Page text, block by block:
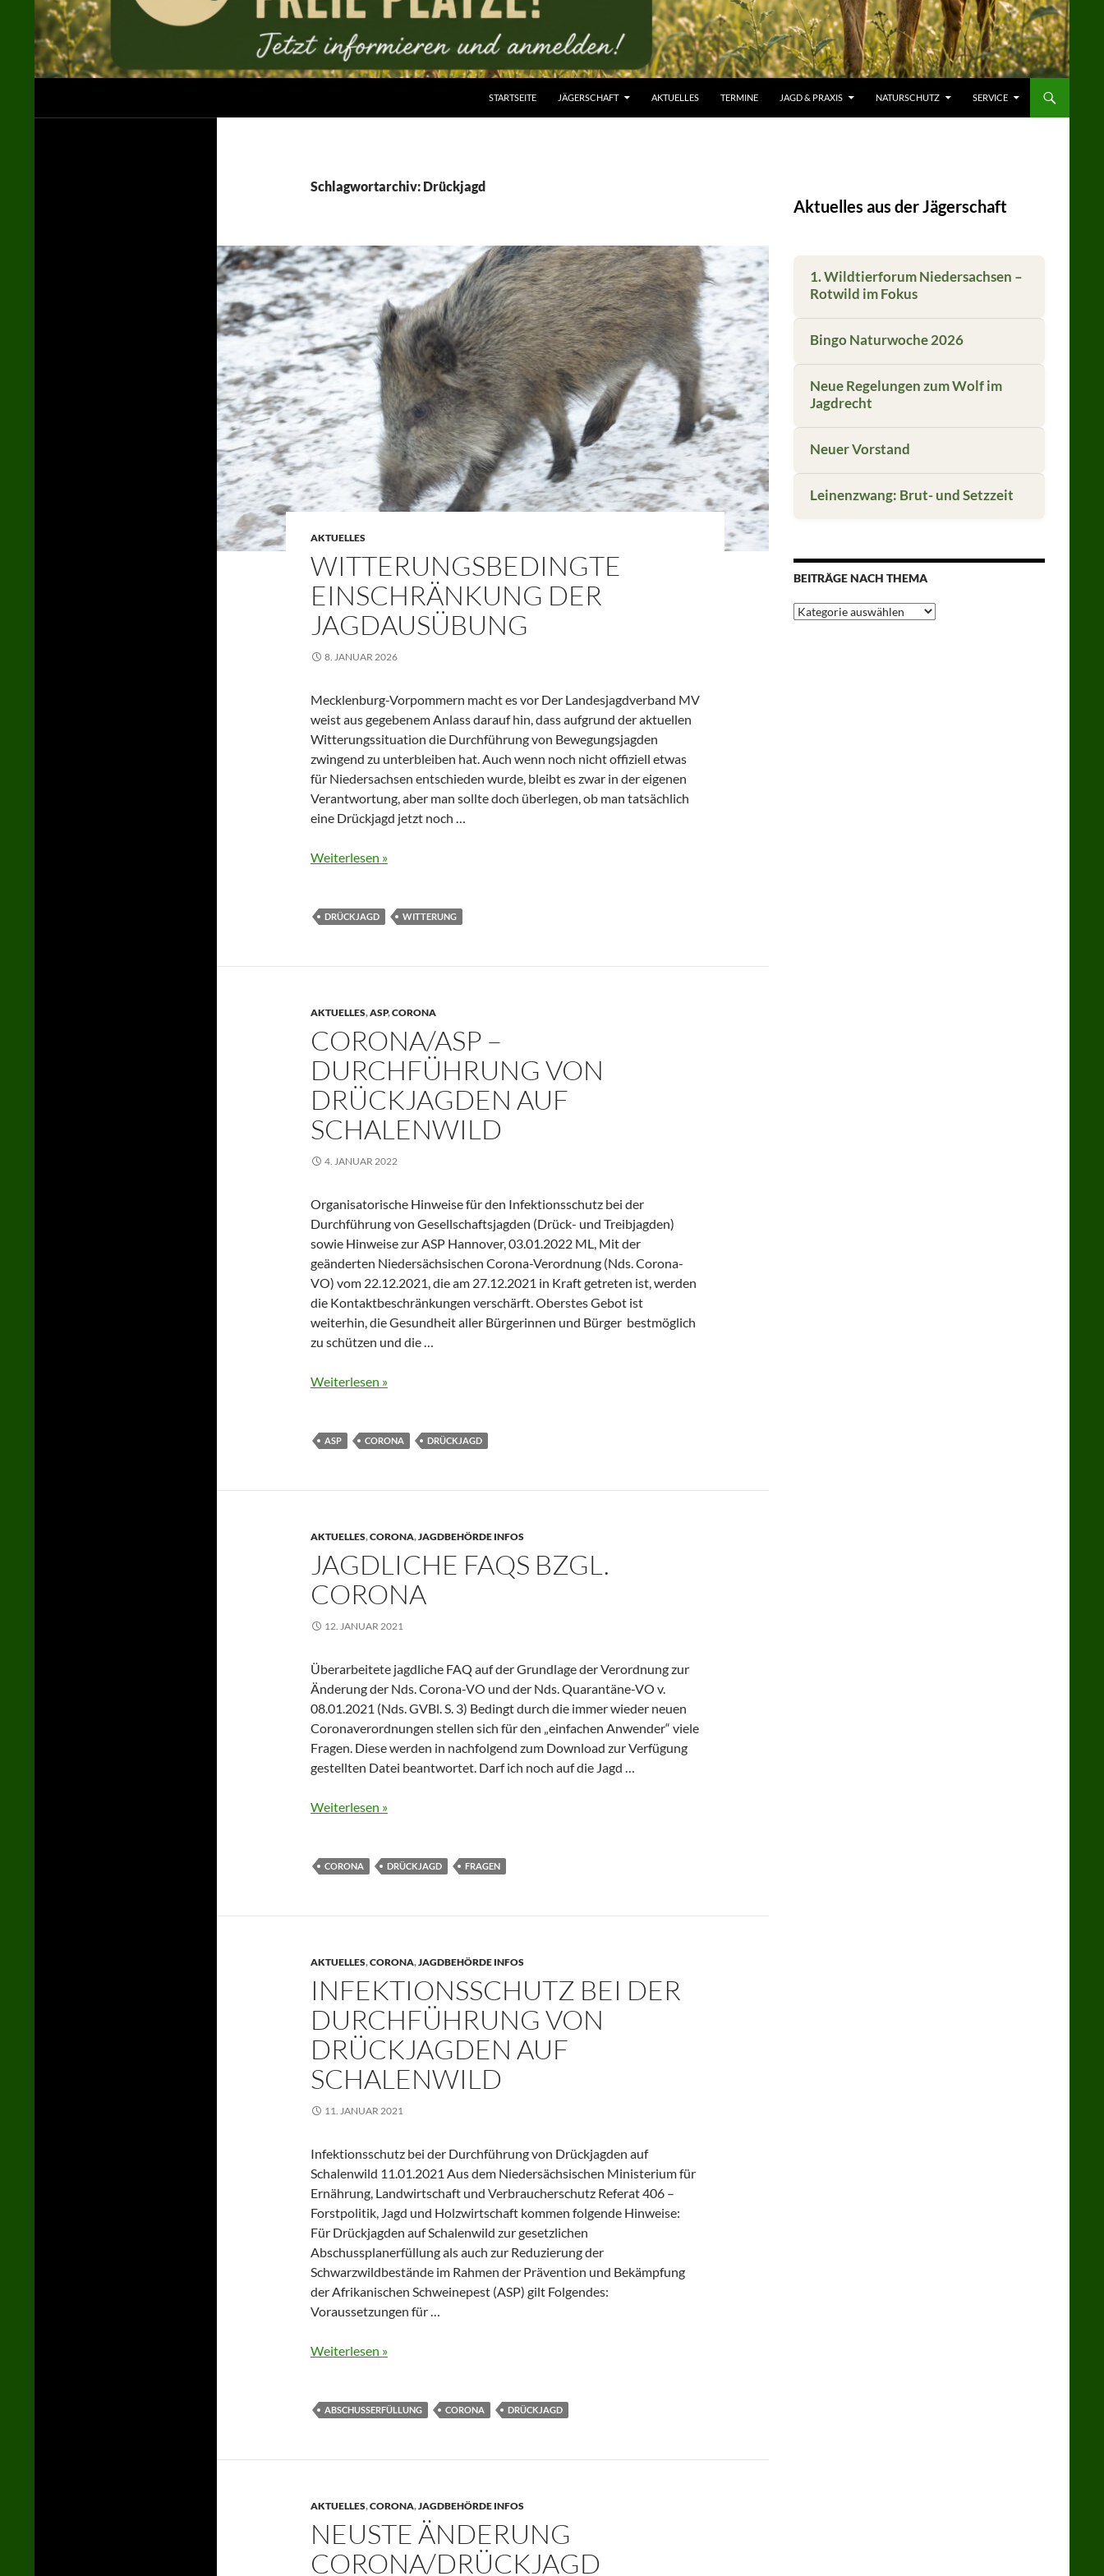
STARTSEITE JÄGERSCHAFT AKTUELLES TERMINE JAGD & PRAXIS NATURSCHUTZ SERVICE
Schlagwortarchiv: Drückjagd
AKTUELLES
WITTERUNGSBEDINGTE
EINSCHRÄNKUNG DER
JAGDAUSÜBUNG
8. JANUAR 2026
Mecklenburg-Vorpommern macht es vor Der Landesjagdverband MV
weist aus gegebenem Anlass darauf hin, dass aufgrund der aktuellen
Witterungssituation die Durchführung von Bewegungsjagden
zwingend zu unterbleiben hat. Auch wenn noch nicht offiziell etwas
für Niedersachsen entschieden wurde, bleibt es zwar in der eigenen
Verantwortung, aber man sollte doch überlegen, ob man tatsächlich
eine Drückjagd jetzt noch …
Weiterlesen »
DRÜCKJAGD WITTERUNG
AKTUELLES,ASP,CORONA
CORONA/ASP –
DURCHFÜHRUNG VON
DRÜCKJAGDEN AUF
SCHALENWILD
4. JANUAR 2022
Organisatorische Hinweise für den Infektionsschutz bei der
Durchführung von Gesellschaftsjagden (Drück- und Treibjagden)
sowie Hinweise zur ASP Hannover, 03.01.2022 ML, Mit der
geänderten Niedersächsischen Corona-Verordnung (Nds. Corona-
VO) vom 22.12.2021, die am 27.12.2021 in Kraft getreten ist, werden
die Kontaktbeschränkungen verschärft. Oberstes Gebot ist
weiterhin, die Gesundheit aller Bürgerinnen und Bürger bestmöglich
zu schützen und die …
Weiterlesen »
ASP CORONA DRÜCKJAGD
AKTUELLES,CORONA,JAGDBEHÖRDE INFOS
JAGDLICHE FAQS BZGL.
CORONA
12. JANUAR 2021
Überarbeitete jagdliche FAQ auf der Grundlage der Verordnung zur
Änderung der Nds. Corona-VO und der Nds. Quarantäne-VO v.
08.01.2021 (Nds. GVBl. S. 3) Bedingt durch die immer wieder neuen
Coronaverordnungen stellen sich für den „einfachen Anwender“ viele
Fragen. Diese werden in nachfolgend zum Download zur Verfügung
gestellten Datei beantwortet. Darf ich noch auf die Jagd …
Weiterlesen »
CORONA DRÜCKJAGD FRAGEN
AKTUELLES,CORONA,JAGDBEHÖRDE INFOS
INFEKTIONSSCHUTZ BEI DER
DURCHFÜHRUNG VON
DRÜCKJAGDEN AUF
SCHALENWILD
11. JANUAR 2021
Infektionsschutz bei der Durchführung von Drückjagden auf
Schalenwild 11.01.2021 Aus dem Niedersächsischen Ministerium für
Ernährung, Landwirtschaft und Verbraucherschutz Referat 406 –
Forstpolitik, Jagd und Holzwirtschaft kommen folgende Hinweise:
Für Drückjagden auf Schalenwild zur gesetzlichen
Abschussplanerfüllung als auch zur Reduzierung der
Schwarzwildbestände im Rahmen der Prävention und Bekämpfung
der Afrikanischen Schweinepest (ASP) gilt Folgendes:
Voraussetzungen für …
Weiterlesen »
ABSCHUSSERFÜLLUNG CORONA DRÜCKJAGD
AKTUELLES,CORONA,JAGDBEHÖRDE INFOS
NEUSTE ÄNDERUNG
CORONA/DRÜCKJAGD
Aktuelles aus der Jägerschaft
1. Wildtierforum Niedersachsen –
Rotwild im Fokus
Bingo Naturwoche 2026
Neue Regelungen zum Wolf im
Jagdrecht
Neuer Vorstand
Leinenzwang: Brut- und Setzzeit
BEITRÄGE NACH THEMA
Beiträge
nach